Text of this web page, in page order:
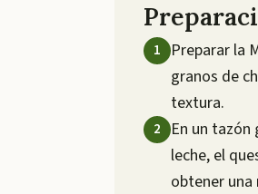
Preparar la
granos de
textura.
En un
leche, el
obtener una